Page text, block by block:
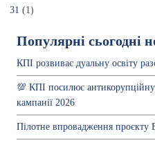
31 (1)
Популярні сьогодні
КПІ розвиває дуальну освіту
💯 КПІ посилює антикорупційну
кампанії 2026
Пілотне впровадження проєкту